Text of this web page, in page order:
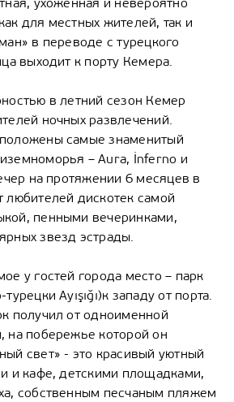
ухоженная и невероятно
для местных жителей, так и
в переводе с турецкого
выходит к порту Кемера.
в летний сезон Кемер
ночных развлечений.
самые знаменитый
– Aura, İnferno и
на протяжении 6 месяцев в
любителей дискотек самой
пенными вечеринками,
звезд эстрады.
у гостей города место – парк
Ayışığı)к западу от порта.
получил от одноименной
на побережье которой он
свет» - это красивый уютный
и кафе, детскими площадками,
собственным песчаным пляжем